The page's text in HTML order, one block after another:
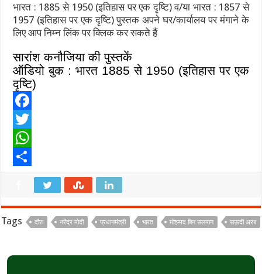
भारत : 1885 से 1950 (इतिहास पर एक दृष्टि) व/या भारत : 1857 से
1957 (इतिहास पर एक दृष्टि) पुस्तक अपने घर/कार्यालय पर मंगाने के
लिए आप निम्न लिंक पर क्लिक कर सकते हैं
सारांश कनौजिया की पुस्तकें
ऑडियो बुक : भारत 1885से 1950 (इतिहास पर एक
दृष्टि)
F
a
c
T
w
W
Tags दौरा नरेंद्र मोदी प्रधानमंत्री भारत मोहम्‍मद बिन सलमान सऊदी अरब